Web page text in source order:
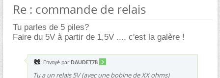
Re : commande de relais
Tu parles de 5 piles?
Faire du 5V à partir de 1,5V .... c'est la galère !
Envoyé par DAUDET78
Tu a un relais 5V (avec une bobine de XX ohms)